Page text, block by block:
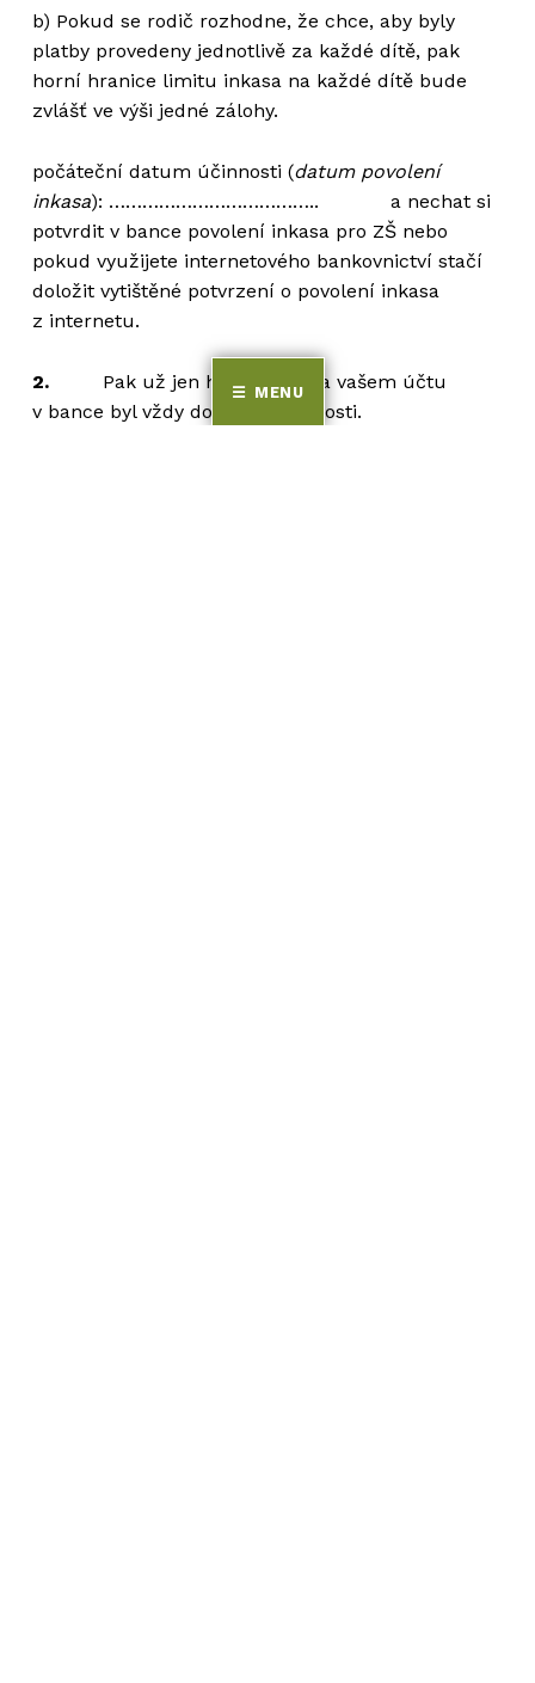
MENU
b) Pokud se rodič rozhodne, že chce, aby byly
platby provedeny jednotlivě za každé dítě, pak
horní hranice limitu inkasa na každé dítě bude
zvlášť ve výši jedné zálohy.
počáteční datum účinnosti (datum povolení
inkasa): ……………………………….. a nechat si
potvrdit v bance povolení inkasa pro ZŠ nebo
pokud využijete internetového bankovnictví stačí
doložit vytištěné potvrzení o povolení inkasa
z internetu.
2.Pak už jen hlídat, aby na vašem účtu
v bance byl vždy dostatek hotovosti.